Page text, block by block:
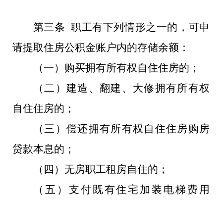
第三条 职工有下列情形之一的，可申
请提取住房公积金账户内的存储余额：
（一）购买拥有所有权自住住房的；
（二）建造、翻建、大修拥有所有权
自住住房的；
（三）偿还拥有所有权自住住房购房
贷款本息的；
（四）无房职工租房自住的；
（五）支付既有住宅加装电梯费用